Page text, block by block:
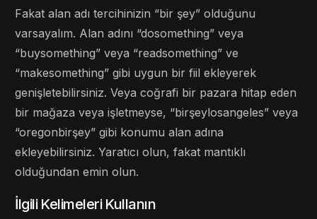
Fakat alan adı tercihinizin “bir şey” olduğunu
varsayalım. Alan adını “dosomething” veya
“buysomething” veya “readsomething” ve
“makesomething” gibi uygun bir fiil ekleyerek
genişletebilirsiniz. Veya coğrafi bir pazara hitap eden
bir mağaza veya işletmeyse, “birşeylosangeles” veya
“oregonbirşey” gibi konumu alan adına
ekleyebilirsiniz. Yaratıcı olun, fakat mantıklı
olduğundan emin olun.
İlgili Kelimeleri Kullanın